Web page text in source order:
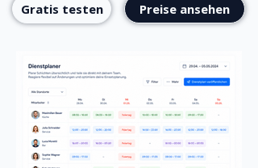
Gratis testen Preise ansehen